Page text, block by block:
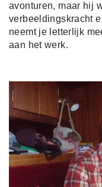
avonturen, maar hij
verbeeldingskracht
neemt je letterlijk
aan het werk.